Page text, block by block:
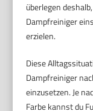
überlegen
Dampfreiniger
erzielen.
Diese
Dampfreiniger
einzusetzen. Je
Farbe kannst du